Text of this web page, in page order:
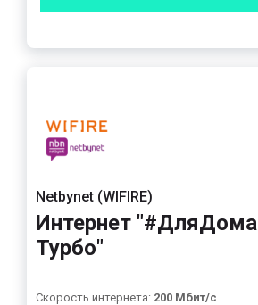
Netbynet (WIFIRE)
Интернет "#ДляДома
Турбо"
Скорость интернета: 200 Мбит/с